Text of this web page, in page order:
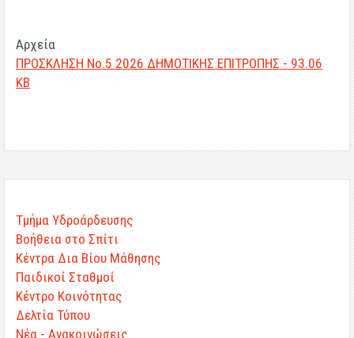
Αρχεία
ΠΡΟΣΚΛΗΣΗ Νο.5 2026 ΔΗΜΟΤΙΚΗΣ ΕΠΙΤΡΟΠΗΣ - 93.06
KB
Τμήμα Υδροάρδευσης
Βοήθεια στο Σπίτι
Κέντρα Δια Βίου Μάθησης
Παιδικοί Σταθμοί
Κέντρο Κοινότητας
Δελτία Τύπου
Νέα - Ανακοινώσεις